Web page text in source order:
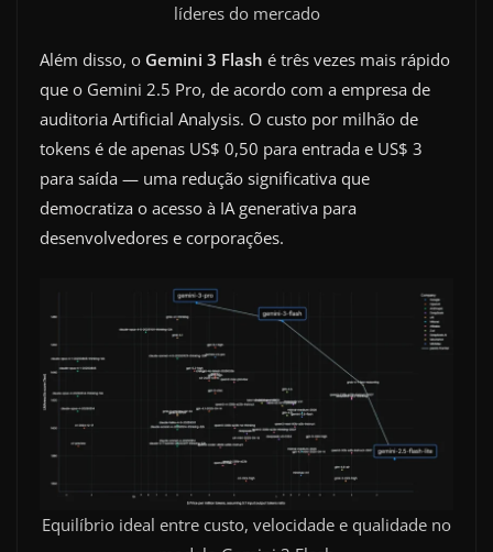
líderes do mercado
Além disso, o Gemini 3 Flash é três vezes mais rápido
que o Gemini 2.5 Pro, de acordo com a empresa de
auditoria Artificial Analysis. O custo por milhão de
tokens é de apenas US$ 0,50 para entrada e US$ 3
para saída — uma redução significativa que
democratiza o acesso à IA generativa para
desenvolvedores e corporações.
Equilíbrio ideal entre custo, velocidade e qualidade no